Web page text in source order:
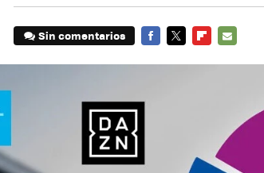
Sin comentarios